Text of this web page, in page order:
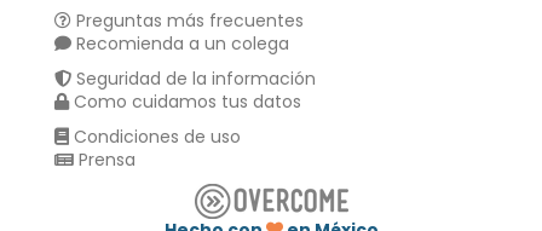
Preguntas más frecuentes
Recomienda a un colega
Seguridad de la información
Como cuidamos tus datos
Condiciones de uso
Prensa